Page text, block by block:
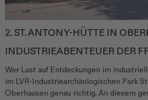
2. ST. ANTONY-HÜTTE IN
INDUSTRIEABENTEUER DER
Wer Lust auf Entdeckungen im
im LVR-Industriearchäologischen Park
Oberhausen genau richtig. An diesem